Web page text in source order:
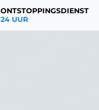
ONTSTOPPINGSDIENST
24 UUR